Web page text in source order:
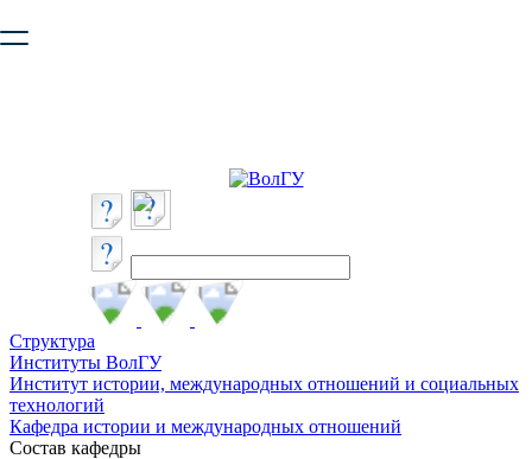
безопасную работу с сайтом. Пожалуйста
Структура
Институты ВолГУ
Институт истории, международных отношений и социальных
технологий
Кафедра истории и международных отношений
Состав кафедры